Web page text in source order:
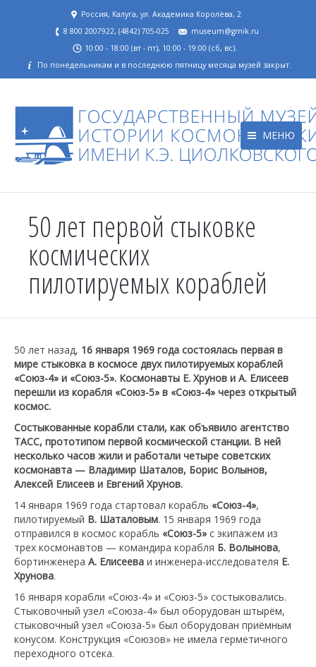
Россия, Калуга, ул. Академика Королёва, 2
8 800 2007922, (4842) 705-025
museum@gmik.ru
10:00 - 18:00 (вт - пт), 10:00 - 19:00 (сб, вс).
По понедельникам и в последнюю пятницу месяца музей закрыт.
МЕНЮ
50 лет первой стыковке
космических
пилотируемых кораблей
50 лет назад, 16 января 1969 года состоялась первая в
мире стыковка в космосе двух пилотируемых кораблей
«Союз-4» и «Союз-5». Космонавты Е. Хрунов и А. Елисеев
перешли из корабля «Союз-5» в «Союз-4» через открытый
космос.
Состыкованные корабли стали, как объявило агентство
ТАСС, прототипом первой космической станции. В ней
несколько часов жили и работали четыре советских
космонавта — Владимир Шаталов, Борис Волынов,
Алексей Елисеев и Евгений Хрунов.
14 января 1969 года стартовал корабль «Союз-4»,
пилотируемый В. Шаталовым. 15 января 1969 года
отправился в космос корабль «Союз-5» с экипажем из
трех космонавтов — командира корабля Б. Волынова,
бортинженера А. Елисеева и инженера-исследователя Е.
Хрунова.
16 января корабли «Союз-4» и «Союз-5» состыковались.
Стыковочный узел «Союза-4» был оборудован штырём,
стыковочный узел «Союза-5» был оборудован приёмным
конусом. Конструкция «Союзов» не имела герметичного
переходного отсека.